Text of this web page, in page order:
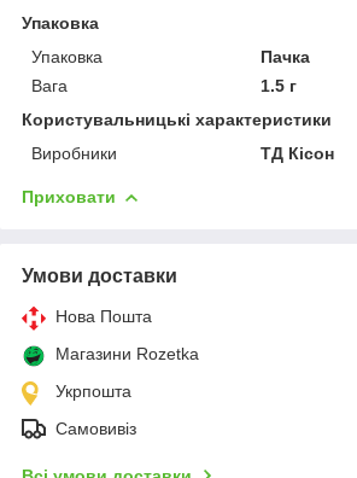
Упаковка
Упаковка
Пачка
Вага
1.5 г
Користувальницькі характеристики
Виробники
ТД Кісон
Приховати
Умови доставки
Нова Пошта
Магазини Rozetka
Укрпошта
Самовивіз